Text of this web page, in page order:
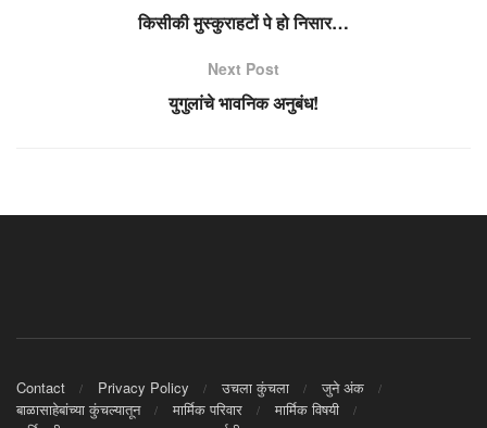
किसीकी मुस्कुराहटों पे हो निसार…
Next Post
युगुलांचे भावनिक अनुबंध!
Contact Privacy Policy उचला कुंचला
जुने अंक
बाळासाहेबांच्या कुंचल्यातून
मार्मिक परिवार
मार्मिक विषयी